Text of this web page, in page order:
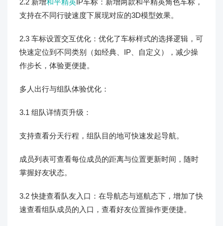
2.2 新增和平精英IP车标：新增两款和平精英角色车标，
支持在不同行驶速度下展现对应的3D模型效果。
2.3 车标设置交互优化：优化了车标样式的选择逻辑，可
快速定位到不同类别（如经典、IP、自定义），减少操
作步长，体验更便捷。
多人出行与组队体验优化：
3.1 组队详情页升级：
支持查看分天行程，组队目的地可快速发起导航。
成员列表可查看每位成员的距离与位置更新时间，随时
掌握好友状态。
3.2 快捷查看队友入口：在导航态与巡航态下，增加了快
速查看组队成员的入口，查看好友位置操作更便捷。